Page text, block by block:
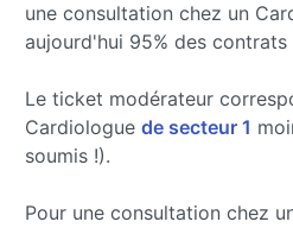
une consultation chez un
aujourd'hui 95% des
Le ticket modérateur
Cardiologue de secteur 1
soumis !).
Pour une consultation chez